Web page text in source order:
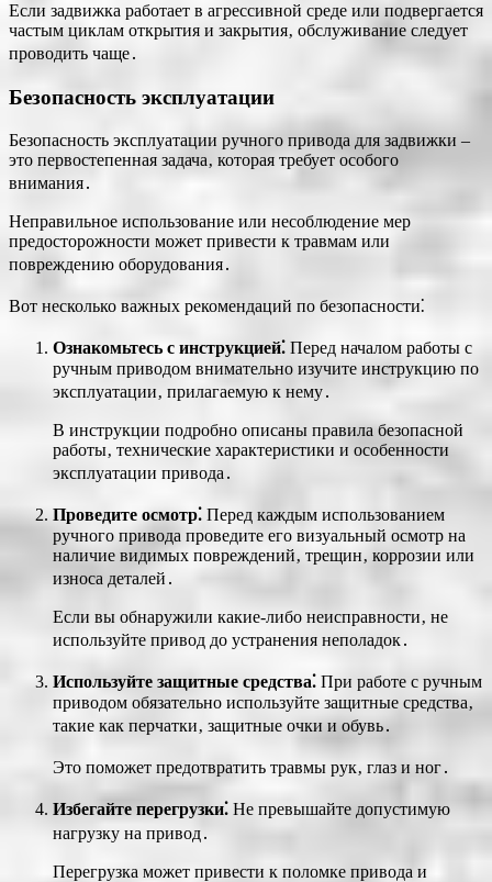
Если задвижка работает в агрессивной среде или подвергается
частым циклам открытия и закрытия‚ обслуживание следует
проводить чаще․
Безопасность эксплуатации
Безопасность эксплуатации ручного привода для задвижки –
это первостепенная задача‚ которая требует особого
внимания․
Неправильное использование или несоблюдение мер
предосторожности может привести к травмам или
повреждению оборудования․
Вот несколько важных рекомендаций по безопасности⁚
Ознакомьтесь с инструкцией⁚ Перед началом работы с
ручным приводом внимательно изучите инструкцию по
эксплуатации‚ прилагаемую к нему․
В инструкции подробно описаны правила безопасной
работы‚ технические характеристики и особенности
эксплуатации привода․
Проведите осмотр⁚ Перед каждым использованием
ручного привода проведите его визуальный осмотр на
наличие видимых повреждений‚ трещин‚ коррозии или
износа деталей․
Если вы обнаружили какие-либо неисправности‚ не
используйте привод до устранения неполадок․
Используйте защитные средства⁚ При работе с ручным
приводом обязательно используйте защитные средства‚
такие как перчатки‚ защитные очки и обувь․
Это поможет предотвратить травмы рук‚ глаз и ног․
Избегайте перегрузки⁚ Не превышайте допустимую
нагрузку на привод․
Перегрузка может привести к поломке привода и